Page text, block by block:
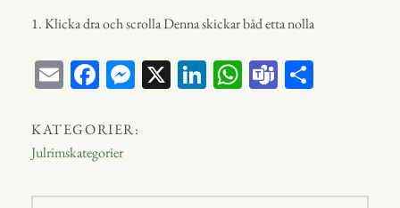
1. Klicka dra och scrolla Denna skickar båd etta nolla
E
ail
Fa
bo
ok
M
en
r
X Li W
p
Te
KATEGORIER:
Julrimskategorier